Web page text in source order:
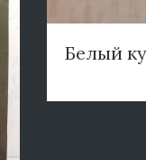
Белый